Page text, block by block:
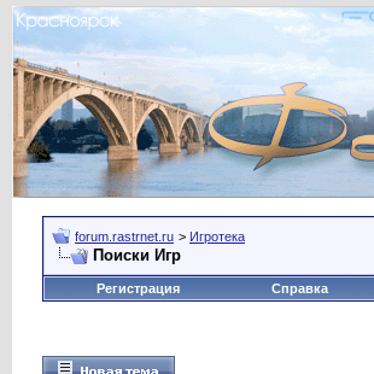
forum.rastrnet.ru > Игротека
Поиски Игр
Регистрация Справка